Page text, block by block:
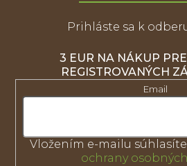
Prihláste sa k
3 EUR NA NÁKUP
REGISTROVANÝCH
Email
Vložením e-mailu
ochrany